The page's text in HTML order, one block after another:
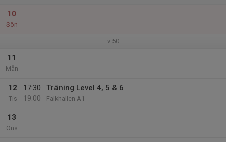
10
Sön
v.50
11
Mån
12
Tis
17:30
19:00
Träning Level 4, 5 & 6
Falkhallen A1
13
Ons